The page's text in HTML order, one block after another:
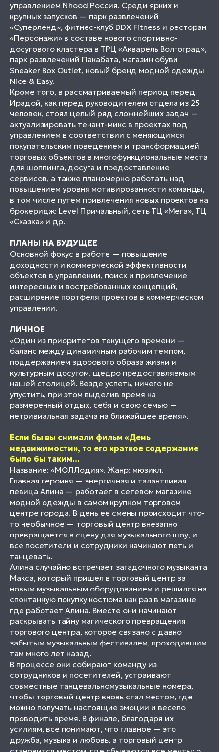
управлением Nhood Россия. Среди ярких и
крупных запусков — парк развлечений
«Суперленд», фитнес-клуб DDX Fitness и ресторан
«Персонажи» в составе нового спортивно-
досугового кластера в ТРЦ «Акварель Волгоград»,
парк развлечений Пакабата, магазин обуви
Sneaker Box Outlet, новый бренд модной одежды
Nice & Easy.
Кроме того, в рассматриваемый период перед
Ирадой, как перед руководителем отдела из 25
человек, стоял целый ряд сложнейших задач —
актуализировать тенант-микс в проектах под
управлением в соответствии с меняющимся
покупательским поведением и трансформацией
торговых объектов в многофункциональные места
для шоппинга, досуга и предоставление
сервисов, а также планомерно работать над
повышением уровня мотивированности команды,
в том числе путем привлечения новых проектов на
брокеридж: Level Причальный, сеть ТЦ «Мега», ТЦ
«Сказка» и др.
ПЛАНЫ НА БУДУЩЕЕ
Основной фокус в работе — повышение
доходности и коммерческой эффективности
объектов в управлении, поиск и привлечение
интересных и востребованных концепций,
расширение портфеля проектов в коммерческом
управлении.
ЛИЧНОЕ
«Один из приоритетов текущего времени —
баланс между динамичным рабочим темпом,
поддержанием здорового образа жизни и
культурным досугом, щедро предоставляемым
нашей столицей. Везде успеть, ничего не
упустить, при этом выделив время на
размеренный отдых, себя и свою семью —
нетривиальная задача на ближайшее время».
Если бы вы снимали фильм «День
недвижимости», то его краткое содержание
было бы таким...
Название: «МОЛЛодия». Жанр: мюзикл.
Главная героиня — энергичная и талантливая
певица Алина — работает в сетевом магазине
модной одежды в самом крупном торговом
центре города. В день ее смены происходит что-
то необычное — торговый центр внезапно
превращается в сцену для музыкального шоу, и
все посетители и сотрудники начинают петь и
танцевать.
Алина случайно встречает загадочного музыканта
Макса, который пришел в торговый центр за
новым музыкальным оборудованием и решился на
спонтанную покупку костюма как раз в магазине,
где работает Алина. Вместе они начинают
раскрывать тайну магического превращения
торгового центра, которое связано с давно
забытым музыкальным фестивалем, проходившим
там много лет назад.
В процессе они собирают команду из
сотрудников и посетителей, устраивают
совместные танцевальномузыкальные номера,
чтобы торговый центр вновь стал местом, где
можно получать настоящие эмоции и весело
проводить время. В финале, благодаря их
усилиям, все понимают, что главное — это
дружба, музыка и любовь, а торговый центр